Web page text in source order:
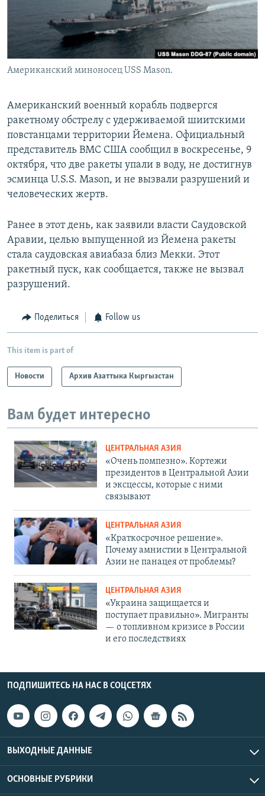
Американский миноносец USS Mason.
Американский военный корабль подвергся
ракетному обстрелу с удерживаемой шиитскими
повстанцами территории Йемена. Официальный
представитель ВМС США сообщил в воскресенье, 9
октября, что две ракеты упали в воду, не достигнув
эсминца U.S.S. Mason, и не вызвали разрушений и
человеческих жертв.
Ранее в этот день, как заявили власти Саудовской
Аравии, целью выпущенной из Йемена ракеты
стала саудовская авиабаза близ Мекки. Этот
ракетный пуск, как сообщается, также не вызвал
разрушений.
Поделиться Follow us
This item is part of
Новости Архив Азаттыка Кыргызстан
Вам будет интересно
ЦЕНТРАЛЬНАЯ АЗИЯ
«Очень помпезно». Кортежи
президентов в Центральной Азии
и эксцессы, которые с ними
связывают
ЦЕНТРАЛЬНАЯ АЗИЯ
«Краткосрочное решение».
Почему амнистии в Центральной
Азии не панацея от проблемы?
ЦЕНТРАЛЬНАЯ АЗИЯ
«Украина защищается и
поступает правильно». Мигранты
— о топливном кризисе в России
и его последствиях
ПОДПИШИТЕСЬ НА НАС В СОЦСЕТЯХ
ВЫХОДНЫЕ ДАННЫЕ
ОСНОВНЫЕ РУБРИКИ